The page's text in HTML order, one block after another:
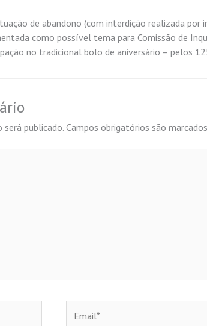
de abandono (com interdição realizada
como possível tema para Comissão de
no tradicional bolo de aniversário – pelos
será publicado. Campos obrigatórios são